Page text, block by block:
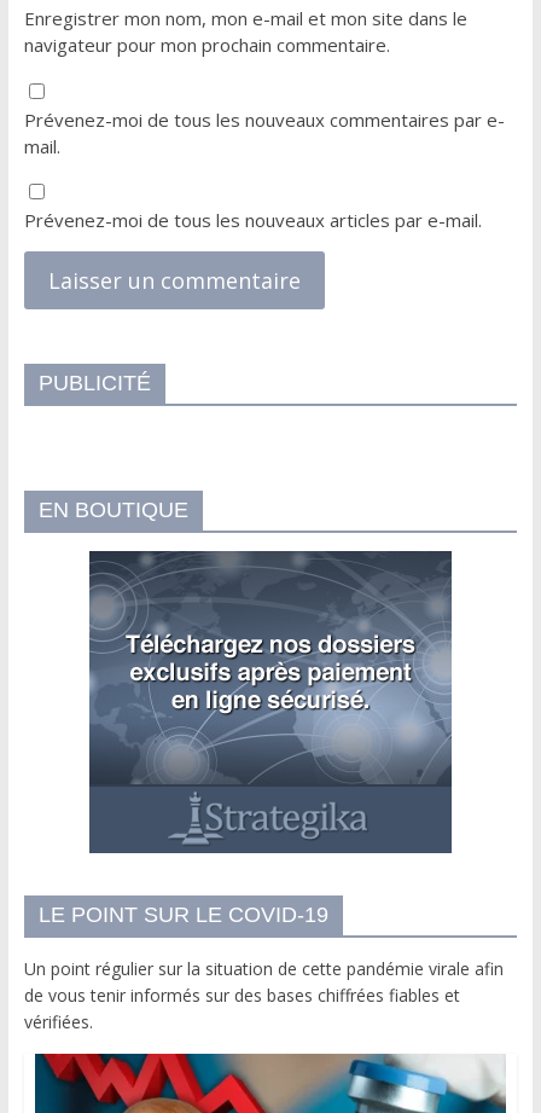
Enregistrer mon nom, mon e-mail et mon site dans le
navigateur pour mon prochain commentaire.
Prévenez-moi de tous les nouveaux commentaires par e-
mail.
Prévenez-moi de tous les nouveaux articles par e-mail.
PUBLICITÉ
EN BOUTIQUE
LE POINT SUR LE COVID-19
Un point régulier sur la situation de cette pandémie virale afin
de vous tenir informés sur des bases chiffrées fiables et
vérifiées.